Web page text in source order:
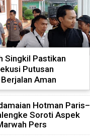
Singkil Pastikan
Putusan
Aman
Hotman Paris–
Soroti Aspek
Pers